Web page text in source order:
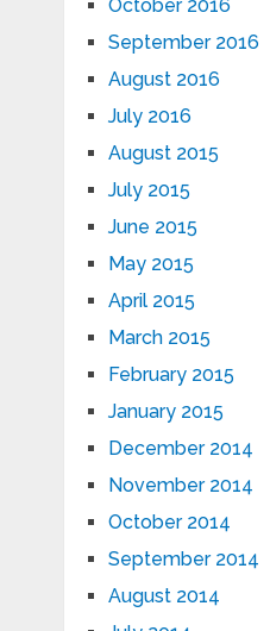
October 2016
September 2016
August 2016
July 2016
August 2015
July 2015
June 2015
May 2015
April 2015
March 2015
February 2015
January 2015
December 2014
November 2014
October 2014
September 2014
August 2014